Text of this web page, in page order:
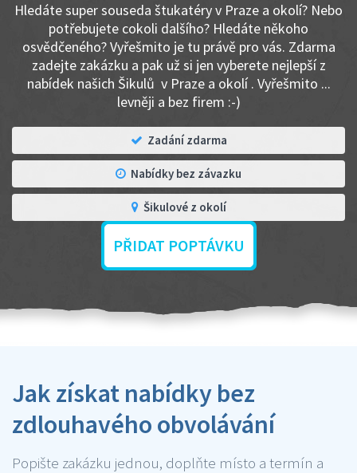
Hledáte super souseda štukatéry v Praze a okolí? Nebo
potřebujete cokoli dalšího? Hledáte někoho
osvědčeného? Vyřešmito je tu právě pro vás. Zdarma
zadejte zakázku a pak už si jen vyberete nejlepší z
nabídek našich Šikulů v Praze a okolí . Vyřešmito ...
levněji a bez firem :-)
Zadání zdarma
Nabídky bez závazku
Šikulové z okolí
PŘIDAT POPTÁVKU
Jak získat nabídky bez
zdlouhavého obvolávání
Popište zakázku jednou, doplňte místo a termín a